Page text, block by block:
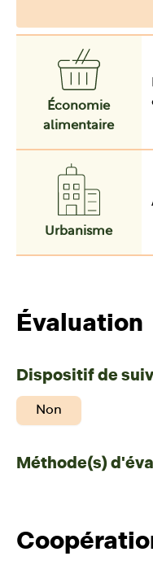
Économie
alimentaire
Urbanisme
Évaluation
Dispositif de
Non
Méthode(s)